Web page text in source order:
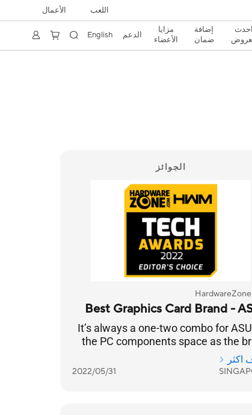
اللعب
الأعمال
احدث
إضافة
ضمان
مزايا
الأعضاء
الدعم English
الجوائز
Best Graphics Card Brand -
It’s always a one-two combo for
the PC components space as the
has successfully entrenched itself
the Singaporean psyche. So, it’s
اكثر
2022/05/31